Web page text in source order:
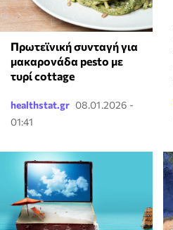
Πρωτεϊνική συνταγή για
μακαρονάδα pesto με
τυρί cottage
healthstat.gr 08.01.2026 -
01:41